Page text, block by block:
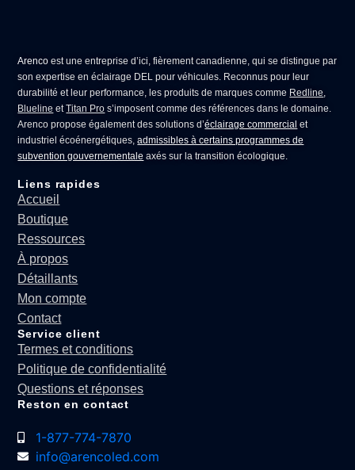
Arenco est une entreprise d’ici, fièrement canadienne, qui se distingue par
son expertise enéclairage DEL pour véhicules . Reconnus pour leur
durabilité et leur performance, les produits de marques comme Redline
Blueline etTitan Pro s’imposent comme des références dans le domaine.
Arenco propose également des solutions d’éclairage commercial et
industriel écoénergétiques,admissibles à certains programmes de
subvention gouvernementale axés sur la transition écologique.
Liens rapides
Accueil
Boutique
Ressources
À propos
Détaillants
Mon compte
Contact
Service client
Termes et conditions
Politique de confidentialité
Questions et réponses
Reston en contact
1-877-774-7870
info@arencoled.com